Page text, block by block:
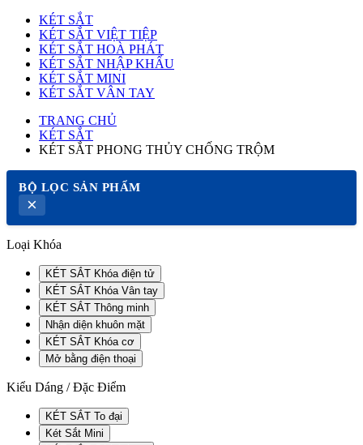
KÉT SẮT
KÉT SẮT VIỆT TIỆP
KÉT SẮT HOÀ PHÁT
KÉT SẮT NHẬP KHẨU
KÉT SẮT MINI
KÉT SẮT VÂN TAY
TRANG CHỦ
KÉT SẮT
KÉT SẮT PHONG THỦY CHỐNG TRỘM
BỘ LỌC SẢN PHẨM
×
Loại Khóa
KÉT SẮT Khóa điện tử
KÉT SẮT Khóa Vân tay
KÉT SẮT Thông minh
Nhận diện khuôn mặt
KÉT SẮT Khóa cơ
Mở bằng điện thoại
Kiểu Dáng / Đặc Điểm
KÉT SẮT To đại
Két Sắt Mini